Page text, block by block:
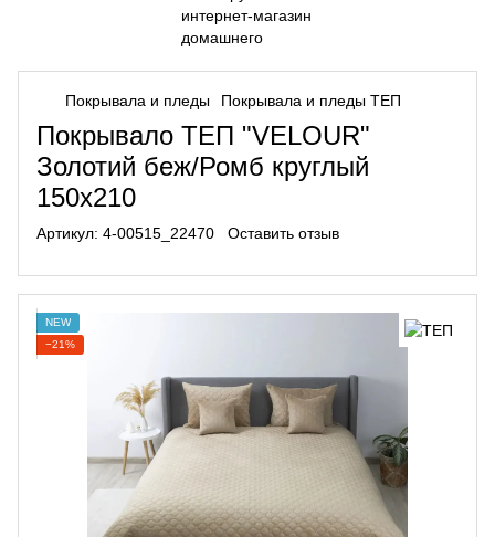
Покрывала и пледы Покрывала и пледы ТЕП
Покрывало ТЕП "VELOUR"
Золотий беж/Ромб круглый
150х210
Артикул: 4-00515_22470 Оставить отзыв
NEW
−21%